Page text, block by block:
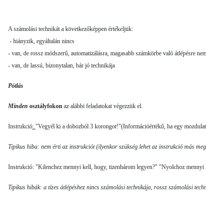
A számolási technikát a következőképpen értékeljük:
- hiányzik, egyáltalán nincs
- van, de rossz módszerű, automatizálásra, magasabb számkörbe való átlépésre
- van, de lassú, bizonytalan, bár jó technikája
Pótlás
Minden osztályfokon az alábbi feladatokat végezzük el.
Instrukció: "Vegyél ki a dobozból 3 korongot!"(Információértékű, ha egy
Tipikus hiba: nem érti az instrukciót (ilyenkor szükség lehet az instrukció más
Instrukció: "Kilenchez mennyi kell, hogy, tizenhárom legyen?" "Nyolchoz mennyi
Tipikus hibák: a tízes átlépéshez nincs számolási technikája, rossz számolási